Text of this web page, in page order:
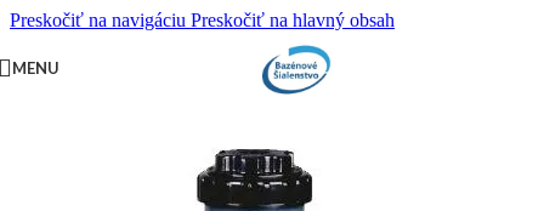
Preskočiť na navigáciu Preskočiť na hlavný obsah
500 EURDOPRAVA ZADARMO,
OKREM VÝNIMIEK.
MENU